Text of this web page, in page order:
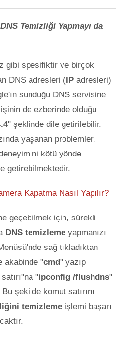
Temizliği Yapmayı da
gibi spesifiktir ve birçok
DNS adresleri ( IP adresleri)
sunduğu DNS servisine
de ezberinde olduğu
" şeklinde dile getirilebilir.
yaşanan problemler,
kötü yönde
getirebilmektedir.
Kapatma Nasıl Yapılır?
geçebilmek için, sürekli
DNS temizleme yapmanızı
sağ tıkladıktan
akabinde "cmd" yazıp
"ipconfig /flushdns"
şekilde komut satırını
temizleme işlemi başarı